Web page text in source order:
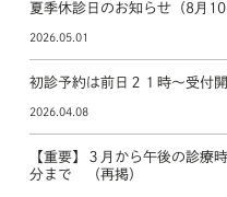
夏季休診日のお知らせ（8月
2026.05.01
初診予約は前日２１時～受付
2026.04.08
【重要】３月から午後の診
分まで （再掲）